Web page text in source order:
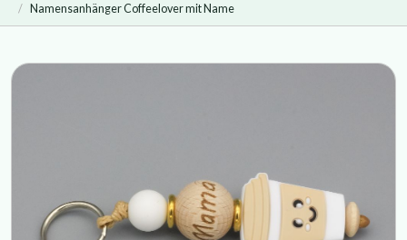
Namensanhänger Coffeelover mit Name